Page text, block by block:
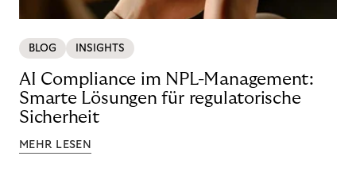
BLOG INSIGHTS
AI Compliance im NPL-Management:
Smarte Lösungen für regulatorische
Sicherheit
MEHR LESEN